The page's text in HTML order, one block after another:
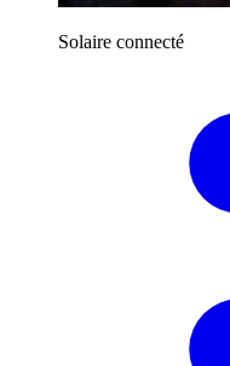
Solaire connecté